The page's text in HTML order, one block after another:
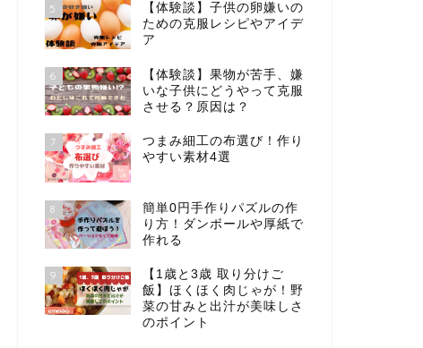
5
【体験談】子供の卵嫌いの
ための克服レシピやアイデ
ア
6
【体験談】果物が苦手、嫌
いな子供にどうやって克服
させる？原因は？
7
つまみ細工の布選び！作り
やすい素材4選
8
簡単0円手作りパズルの作
り方！ダンボールや厚紙で
作れる
9
【1歳と3歳 取り分けご
飯】ほくほく肉じゃが！野
菜の甘みと出汁が美味しさ
のポイント